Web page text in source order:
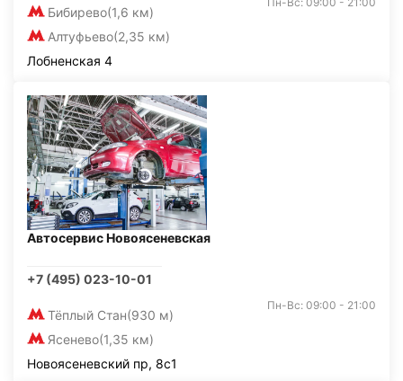
Бибирево(1,6 км)
Алтуфьево(2,35 км)
Лобненская 4
Автосервис Новоясеневская
+7 (495) 023-10-01
Тёплый Стан(930 м)
Ясенево(1,35 км)
Пн-Вс: 09:00 - 21:00
Новоясеневский пр, 8с1